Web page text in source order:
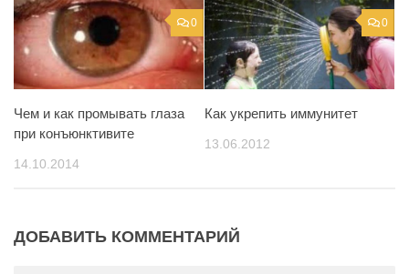
0
Чем и как промывать глаза
при конъюнктивите
14.10.2014
0
Как укрепить иммунитет
13.06.2012
ДОБАВИТЬ КОММЕНТАРИЙ